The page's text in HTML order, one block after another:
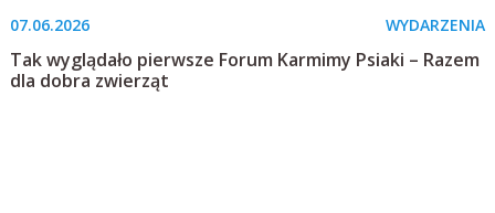
07.06.2026 WYDARZENIA
Tak wyglądało pierwsze Forum Karmimy Psiaki – Razem
dla dobra zwierząt